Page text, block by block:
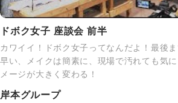
ドボク女子 座談会 前半
カワイイ！ドボク女子ってなんだよ！最後
早い、メイクは簡素に、現場で汚れても気
メージが大きく変わる！
岸本グループ